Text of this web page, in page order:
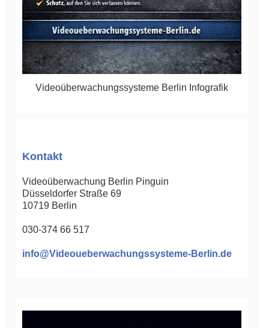
Videoüberwachungssysteme Berlin Infografik
Kontakt
Videoüberwachung Berlin Pinguin
Düsseldorfer Straße 69
10719 Berlin
030-374 66 517
info@Videoueberwachungssysteme-Berlin.de